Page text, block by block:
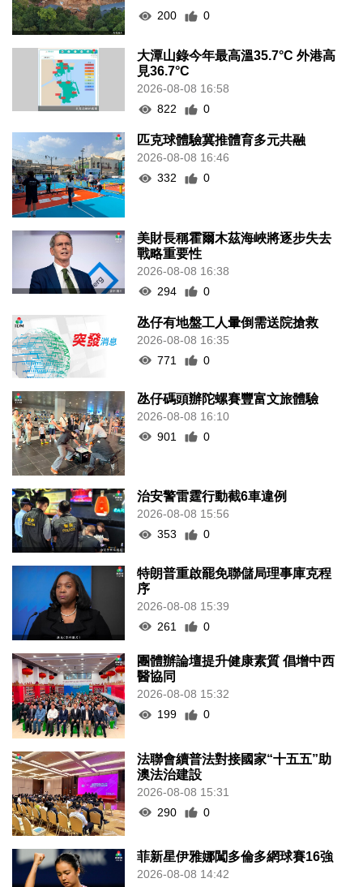
200
0
大潭山錄今年最高溫35.7°C 外港高
見36.7°C
2026-08-08 16:58
822
0
匹克球體驗冀推體育多元共融
2026-08-08 16:46
332
0
美財長稱霍爾木茲海峽將逐步失去
戰略重要性
2026-08-08 16:38
294
0
氹仔有地盤工人暈倒需送院搶救
2026-08-08 16:35
771
0
氹仔碼頭辦陀螺賽豐富文旅體驗
2026-08-08 16:10
901
0
治安警雷霆行動截6車違例
2026-08-08 15:56
353
0
特朗普重啟罷免聯儲局理事庫克程
序
2026-08-08 15:39
261
0
團體辦論壇提升健康素質 倡增中西
醫協同
2026-08-08 15:32
199
0
法聯會續普法對接國家“十五五”助
澳法治建設
2026-08-08 15:31
290
0
菲新星伊雅娜闖多倫多網球賽16強
2026-08-08 14:42